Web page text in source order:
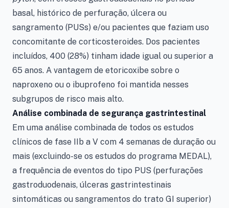
basal, histórico de perfuração, úlcera ou
sangramento (PUSs) e/ou pacientes que faziam uso
concomitante de corticosteroides. Dos pacientes
incluídos, 400 (28%) tinham idade igual ou superior a
65 anos. A vantagem de etoricoxibe sobre o
naproxeno ou o ibuprofeno foi mantida nesses
subgrupos de risco mais alto.
Análise combinada de segurança gastrintestinal
Em uma análise combinada de todos os estudos
clínicos de fase IIb a V com 4 semanas de duração ou
mais (excluindo-se os estudos do programa MEDAL),
a frequência de eventos do tipo PUS (perfurações
gastroduodenais, úlceras gastrintestinais
sintomáticas ou sangramentos do trato GI superior)